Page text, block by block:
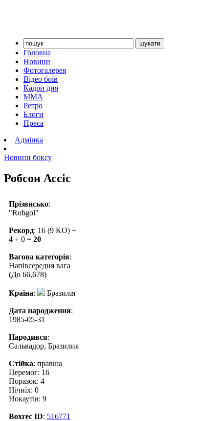
Головна
Новини
Фотогалерея
Відео боїв
Кадри дня
ММА
Ретро
Блоги
Преса
Адмінка
Новини боксу
Робсон Ассіс
Прізвисько:
"Robgol"
Рекорд: 16 (9 KO) +
4 + 0 = 20
Вагова категорія:
Напівсередня вага
(До 66,678)
Країна: Бразилія
Дата народження:
1985-05-31
Народився:
Сальвадор, Бразилия
Стійка: правша
Перемог: 16
Поразок: 4
Нічиїх: 0
Нокаутів: 9
Boxrec ID: 516771